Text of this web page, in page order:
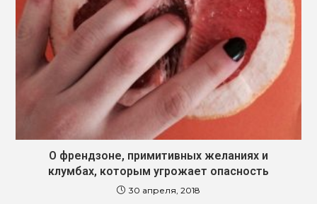
О френдзоне, примитивных желаниях и
клумбах, которым угрожает опасность
30 апреля, 2018